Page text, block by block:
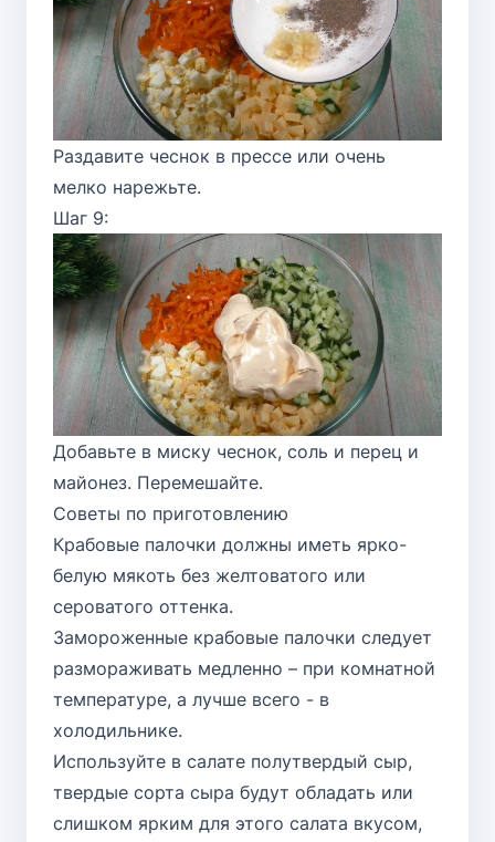
Раздавите чеснок в прессе или очень
мелко нарежьте.
Шаг 9:
Добавьте в миску чеснок, соль и перец и
майонез. Перемешайте.
Советы по приготовлению
Крабовые палочки должны иметь ярко-
белую мякоть без желтоватого или
сероватого оттенка.
Замороженные крабовые палочки следует
размораживать медленно – при комнатной
температуре, а лучше всего - в
холодильнике.
Используйте в салате полутвердый сыр,
твердые сорта сыра будут обладать или
слишком ярким для этого салата вкусом,